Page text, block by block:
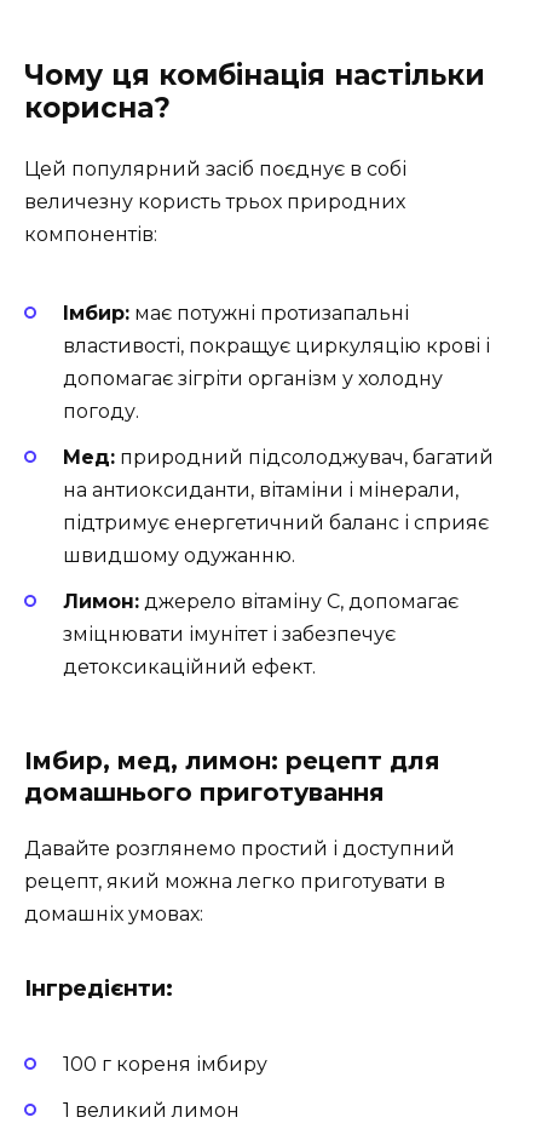
Чому ця комбінація настільки
корисна?
Цей популярний засіб поєднує в собі
величезну користь трьох природних
компонентів:
Імбир: має потужні протизапальні
властивості, покращує циркуляцію крові і
допомагає зігріти організм у холодну
погоду.
Мед: природний підсолоджувач, багатий
на антиоксиданти, вітаміни і мінерали,
підтримує енергетичний баланс і сприяє
швидшому одужанню.
Лимон: джерело вітаміну С, допомагає
зміцнювати імунітет і забезпечує
детоксикаційний ефект.
Імбир, мед, лимон: рецепт для
домашнього приготування
Давайте розглянемо простий і доступний
рецепт, який можна легко приготувати в
домашніх умовах:
Інгредієнти:
100 г кореня імбиру
1 великий лимон